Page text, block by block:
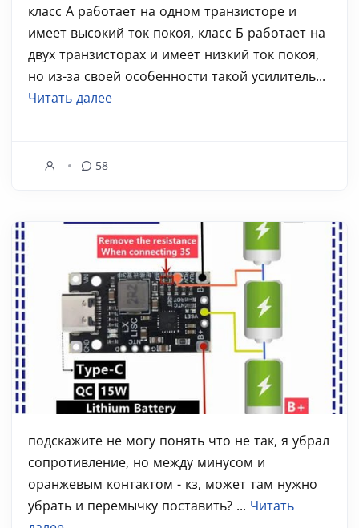
класс А работает на одном транзисторе и
имеет высокий ток покоя, класс Б работает на
двух транзисторах и имеет низкий ток покоя,
но из-за своей особенности такой усилитель...
Читать далее
58
подскажите не могу понять что не так, я убрал
сопротивление, но между минусом и
оранжевым контактом - кз, может там нужно
убрать и перемычку поставить? ... Читать